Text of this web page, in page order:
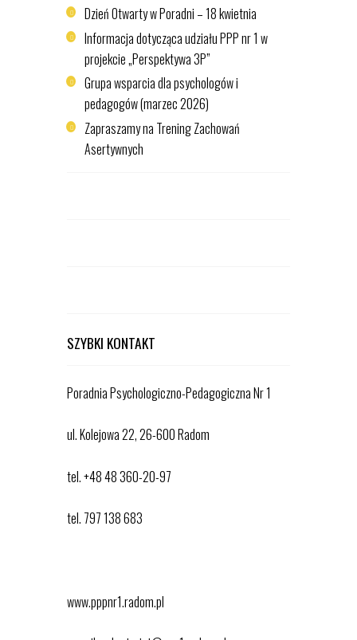
Dzień Otwarty w Poradni – 18 kwietnia
Informacja dotycząca udziału PPP nr 1 w
projekcie „Perspektywa 3P”
Grupa wsparcia dla psychologów i
pedagogów (marzec 2026)
Zapraszamy na Trening Zachowań
Asertywnych
SZYBKI KONTAKT
Poradnia Psychologiczno-Pedagogiczna Nr 1
ul. Kolejowa 22, 26-600 Radom
tel. +48 48 360-20-97
tel. 797 138 683
www.pppnr1.radom.pl